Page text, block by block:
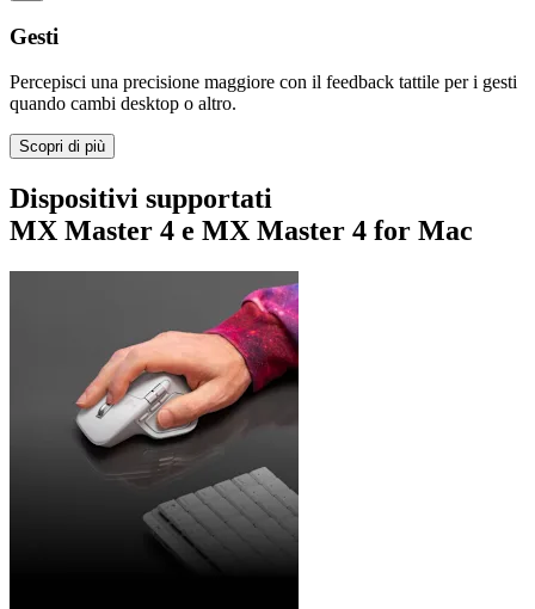
Gesti
Percepisci una precisione maggiore con il feedback tattile per i gesti
quando cambi desktop o altro.
Scopri di più
Dispositivi supportati
MX Master 4 e MX Master 4 for Mac